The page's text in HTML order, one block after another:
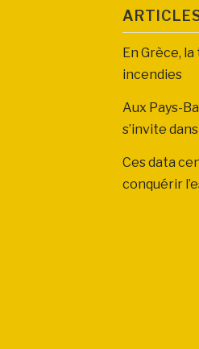
En Grèce,
incendies
Aux Pays-
s’invite
Ces data
conquérir